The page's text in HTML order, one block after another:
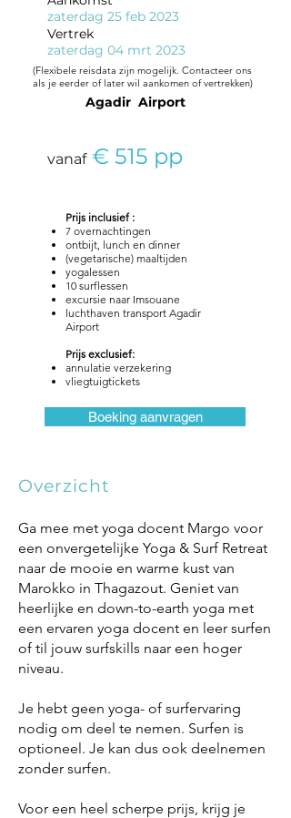
zaterdag 25 feb 2023
Vertrek
zaterdag 04 mrt 2023
(Flexibele reisdata zijn mogelijk. Contacteer ons
als je eerder of later wil aankomen of vertrekken)
Agadir Airport
vanaf € 515 pp
Prijs inclusief :
7 overnachtingen
ontbijt, lunch en dinner
(vegetarische) maaltijden
yogalessen
10 surflessen
excursie naar Imsouane
luchthaven transport Agadir
Airport
Prijs exclusief:
annulatie verzekering
vliegtuigtickets​​
Boeking aanvragen
Overzicht
Ga mee met yoga docent Margo voor
een onvergetelijke Yoga & Surf Retreat
naar de mooie en warme kust van
Marokko in Thagazout. Geniet van
heerlijke en down-to-earth yoga met
een ervaren yoga docent en leer surfen
of til jouw surfskills naar een hoger
niveau.
Je hebt geen yoga- of surfervaring
nodig om deel te nemen. Surfen is
optioneel. Je kan dus ook deelnemen
zonder surfen.
Voor een heel scherpe prijs, krijg je